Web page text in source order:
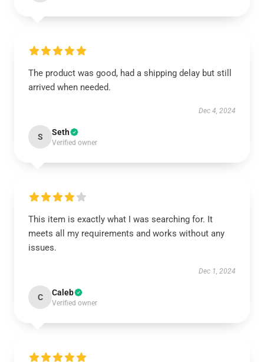
The product was good, had a shipping delay but still
arrived when needed.
Dec 4, 2024
S Seth
Verified owner
This item is exactly what I was searching for. It
meets all my requirements and works without any
issues.
Dec 1, 2024
C Caleb
Verified owner